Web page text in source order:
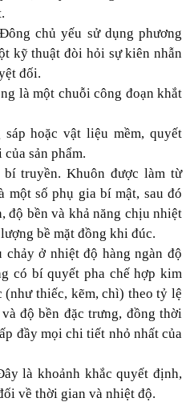
chủ yếu sử dụng phương
kỹ thuật đòi hỏi sự kiên nhẫn
đối.
là một chuỗi công đoạn khắt
sáp hoặc vật liệu mềm, quyết
sản phẩm.
truyền. Khuôn được làm từ
một số phụ gia bí mật, sau đó
độ bền và khả năng chịu nhiệt
bề mặt đồng khi đúc.
chảy ở nhiệt độ hàng ngàn độ
có bí quyết pha chế hợp kim
thiếc, kẽm, chì) theo tỷ lệ
độ bền đặc trưng, đồng thời
đầy mọi chi tiết nhỏ nhất của
là khoảnh khắc quyết định,
về thời gian và nhiệt độ.